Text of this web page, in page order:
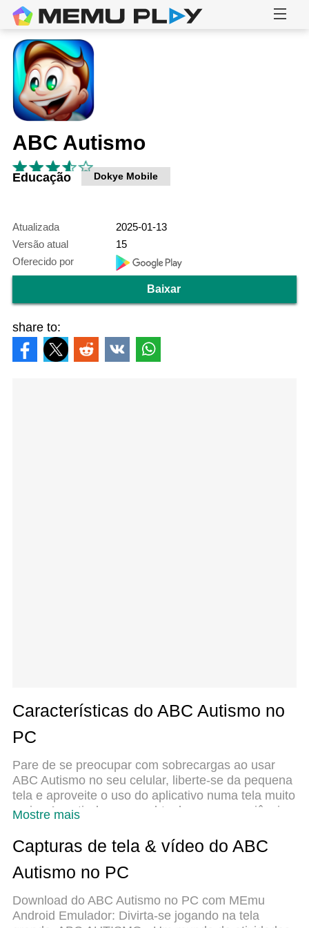
ABC Autismo
Educação Dokye Mobile
Atualizada
2025-01-13
Versão atual
15
Oferecido por
Baixar
share to:
Características do ABC Autismo no
PC
Pare de se preocupar com sobrecargas ao usar
ABC Autismo no seu celular, liberte-se da pequena
tela e aproveite o uso do aplicativo numa tela muito
maior. A partir de agora, obtenha uma experiência
mouse. O MEmu oferece-lhe todos os recursos
surpreendentes que você esperava: instalação
rápida e configuração fácil, controles intuitivos, sem
chamadas perturbadoras. O novíssimo MEmu 9 é a
melhor opção para usar ABC Autismo no seu
Mostre mais
Capturas de tela & vídeo do ABC
Autismo no PC
Download do ABC Autismo no PC com MEmu
Android Emulador: Divirta-se jogando na tela